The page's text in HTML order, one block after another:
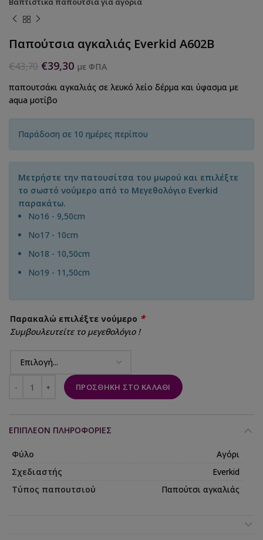
Παπούτσια αγκαλιάς Everkid A602B
€43,70 €39,30 με ΦΠΑ
παπουτσάκι αγκαλιάς σε λευκό λείο δέρμα και ύφασμα με
aqua μοτίβο
Παράδοση σε 10 ημέρες περίπου
Μετρήστε την πατουσίτσα του μωρού και επιλέξτε
το σωστό νούμερο από το Μεγεθολόγιο Everkid
παρακάτω.
Νο16 - 9,50cm
Νο17 - 10cm
No18 - 10,50cm
No19 - 11,50cm
Παρακαλώ επιλέξτε νούμερο *
Συμβουλευτείτε το μεγεθολόγιο !
ΠΡΟΣΘΉΚΗ ΣΤΟ ΚΑΛΆΘΙ
ΕΠΙΠΛΈΟΝ ΠΛΗΡΟΦΟΡΊΕΣ
Φύλο
Αγόρι
Σχεδιαστής
Everkid
Τύπος παπουτσιού
Παπούτσι αγκαλιάς